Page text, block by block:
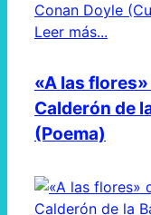
Leer más...
«A las
Calderón de
(Poema)